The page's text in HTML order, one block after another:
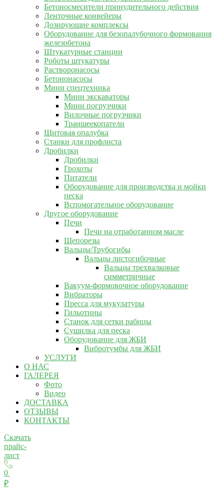
Бетоносмесители принудительного действия
Ленточные конвейеры
Дозирующие комплексы
Оборудование для безопалубочного формования
железобетона
Штукатурные станции
Роботы штукатуры
Растворонасосы
Бетононасосы
Мини спецтехника
Мини экскаваторы
Мини погрузчики
Вилочные погрузчики
Траншеекопатели
Щитовая опалубка
Станки для профлиста
Дробилки
Дробилки
Грохоты
Питатели
Оборудование для производства и мойки
песка
Вспомогательное оборудование
Другое оборудование
Печи
Печи на отработанном масле
Щепорезы
Вальцы/Трубогибы
Вальцы листогибочные
Вальцы трехвалковые
симметричные
Вакуум-формовочное оборудование
Вибраторы
Пресса для мукулатуры
Гильотины
Станок для сетки рабицы
Сушилка для песка
Оборудование для ЖБИ
Вибротумбы для ЖБИ
УСЛУГИ
О НАС
ГАЛЕРЕЯ
Фото
Видео
ДОСТАВКА
ОТЗЫВЫ
КОНТАКТЫ
Скачать
прайс-
лист
0
₽